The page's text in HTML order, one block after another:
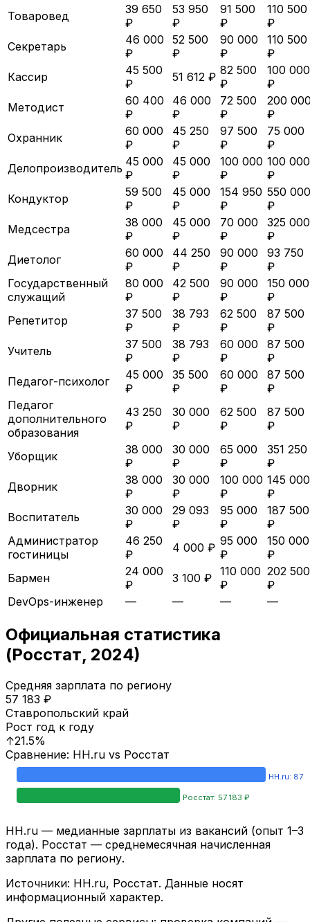
Товаровед
39 650
₽
53 950
₽
91 500
₽
110 500
₽
Секретарь
46 000
₽
52 500
₽
90 000
₽
110 500
₽
Кассир
45 500
₽
51 612 ₽ 82 500
₽
100 000
₽
Методист
60 400
₽
46 000
₽
72 500
₽
200
₽
Охранник
60 000
₽
45 250
₽
97 500
₽
75 000
₽
Делопроизводитель 45 000
₽
45 000
₽
100 000
₽
100 000
₽
Кондуктор
59 500
₽
45 000
₽
154 950
₽
550 000
₽
Медсестра
38 000
₽
45 000
₽
70 000
₽
325 000
₽
Диетолог
60 000
₽
44 250
₽
90 000
₽
93 750
₽
Государственный
служащий
80 000
₽
42 500
₽
90 000
₽
150 000
₽
Репетитор
37 500
₽
38 793
₽
62 500
₽
87 500
₽
Учитель
37 500
₽
38 793
₽
60 000
₽
87 500
₽
Педагог-психолог
45 000
₽
35 500
₽
60 000
₽
87 500
₽
Педагог
дополнительного
образования
43 250
₽
30 000
₽
62 500
₽
87 500
₽
Уборщик
38 000
₽
30 000
₽
65 000
₽
351 250
₽
Дворник
38 000
₽
30 000
₽
100 000
₽
145 000
₽
Воспитатель
30 000
₽
29 093
₽
95 000
₽
187 500
₽
Администратор
гостиницы
46 250
₽
4 000 ₽ 95 000
₽
150 000
₽
Бармен
24 000
₽
3 100 ₽ 110 000
₽
202 500
₽
DevOps-инженер
— — — —
Официальная статистика
(Росстат, 2024)
Средняя зарплата по региону
57 183 ₽
Ставропольский край
Рост год к году
↑21.5%
Сравнение: HH.ru vs Росстат
HH.ru: 87
Росстат: 57 183 ₽
HH.ru — медианные зарплаты из вакансий (опыт 1–3
года). Росстат — среднемесячная начисленная
зарплата по региону.
Источники: HH.ru, Росстат. Данные носят
информационный характер.